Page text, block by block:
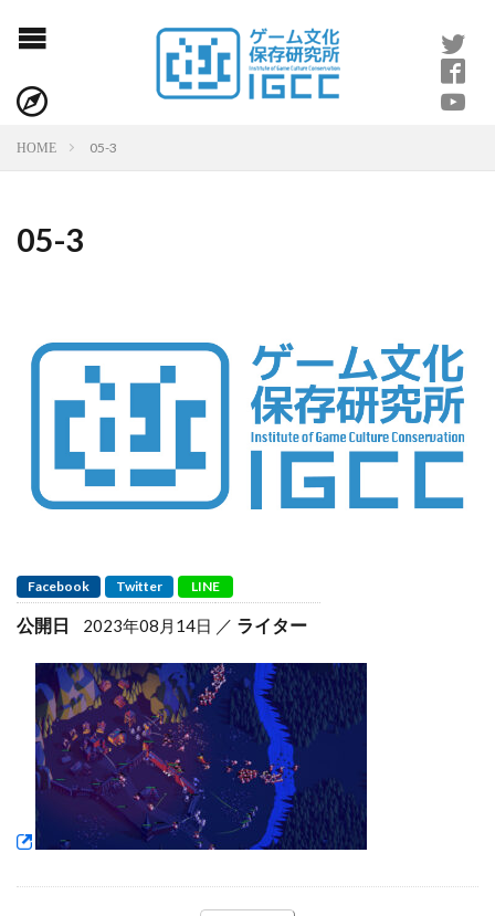
HOME 05-3
05-3
Facebook Twitter LINE
公開日 2023年08月14日 ライター